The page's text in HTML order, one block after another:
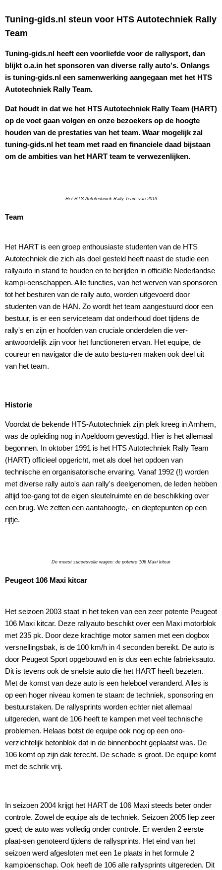
Tuning-gids.nl steun voor HTS Autotechniek Rally
Team
Tuning-gids.nl heeft een voorliefde voor de rallysport, dan
blijkt o.a.in het sponsoren van diverse rally auto's. Onlangs
is tuning-gids.nl een samenwerking aangegaan met het HTS
Autotechniek Rally Team.
Dat houdt in dat we het HTS Autotechniek Rally Team (HART)
op de voet gaan volgen en onze bezoekers op de hoogte
houden van de prestaties van het team. Waar mogelijk zal
tuning-gids.nl het team met raad en financiele daad bijstaan
om de ambities van het HART team te verwezenlijken.
Het HTS Autotechniek Rally Team van 2013
Team
Het HART is een groep enthousiaste studenten van de HTS
Autotechniek die zich als doel gesteld heeft naast de studie een
rallyauto in stand te houden en te berijden in officiële Nederlandse
kampi-oenschappen. Alle functies, van het werven van sponsoren
tot het besturen van de rally auto, worden uitgevoerd door
studenten van de HAN. Zo wordt het team aangestuurd door een
bestuur, is er een serviceteam dat onderhoud doet tijdens de
rally's en zijn er hoofden van cruciale onderdelen die ver-
antwoordelijk zijn voor het functioneren ervan. Het equipe, de
coureur en navigator die de auto bestu-ren maken ook deel uit
van het team.
Historie
Voordat de bekende HTS-Autotechniek zijn plek kreeg in Arnhem,
was de opleiding nog in Apeldoorn gevestigd. Hier is het allemaal
begonnen. In oktober 1991 is het HTS Autotechniek Rally Team
(HART) officieel opgericht, met als doel het opdoen van
technische en organisatorische ervaring. Vanaf 1992 (!) worden
met diverse rally auto's aan rally's deelgenomen, de leden hebben
altijd toe-gang tot de eigen sleutelruimte en de beschikking over
een brug. We zetten een aantahoogte,- en dieptepunten op een
rijtje.
De meest succesvolle wagen: de potente 106 Maxi kitcar
Peugeot 106 Maxi kitcar
Het seizoen 2003 staat in het teken van een zeer potente Peugeot
106 Maxi kitcar. Deze rallyauto beschikt over een Maxi motorblok
met 235 pk. Door deze krachtige motor samen met een dogbox
versnellingsbak, is de 100 km/h in 4 seconden bereikt. De auto is
door Peugeot Sport opgebouwd en is dus een echte fabrieksauto.
Dit is tevens ook de snelste auto die het HART heeft bezeten.
Met de komst van deze auto is een heleboel veranderd. Alles is
op een hoger niveau komen te staan: de techniek, sponsoring en
bestuurstaken. De rallysprints worden echter niet allemaal
uitgereden, want de 106 heeft te kampen met veel technische
problemen. Helaas botst de equipe ook nog op een ono-
verzichtelijk betonblok dat in de binnenbocht geplaatst was. De
106 komt op zijn dak terecht. De schade is groot. De equipe komt
met de schrik vrij.
In seizoen 2004 krijgt het HART de 106 Maxi steeds beter onder
controle. Zowel de equipe als de techniek. Seizoen 2005 liep zeer
goed; de auto was volledig onder controle. Er werden 2 eerste
plaat-sen genoteerd tijdens de rallysprints. Het eind van het
seizoen werd afgesloten met een 1e plaats in het formule 2
kampioenschap. Ook heeft de 106 alle rallysprints uitgereden. Dit